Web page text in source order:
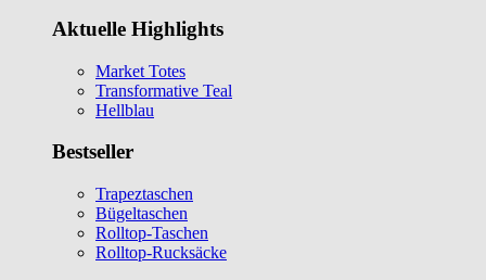
Aktuelle Highlights
Market Totes
Transformative Teal
Hellblau
Bestseller
Trapeztaschen
Bügeltaschen
Rolltop-Taschen
Rolltop-Rucksäcke